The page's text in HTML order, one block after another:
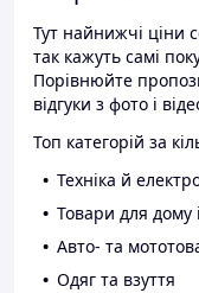
Тут найнижчі ціни
так кажуть самі
Порівнюйте
відгуки з фото і
Топ категорій за
Техніка й
Товари для дому
Авто- та
Одяг та взуття